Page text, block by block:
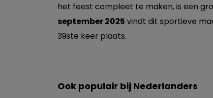
het feest compleet te maken, is een
september 2025 vindt dit sportieve
39ste keer plaats.
Ook populair bij Nederlanders